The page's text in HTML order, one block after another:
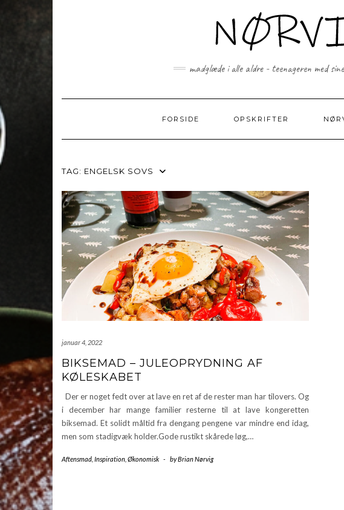
madglæde i alle aldre - teenageren med
FORSIDE OPSKRIFTER
TAG: ENGELSK SOVS
januar 4, 2022
BIKSEMAD – JULEOPRYDNING AF
KØLESKABET
Der er noget fedt over at lave en ret af de rester man har tilovers. Og
i december har mange familier resterne til at lave kongeretten
biksemad. Et solidt måltid fra dengang pengene var mindre end idag,
men som stadigvæk holder.Gode rustikt skårede løg,…
Aftensmad Inspiration Økonomisk - byBrian Nørvig